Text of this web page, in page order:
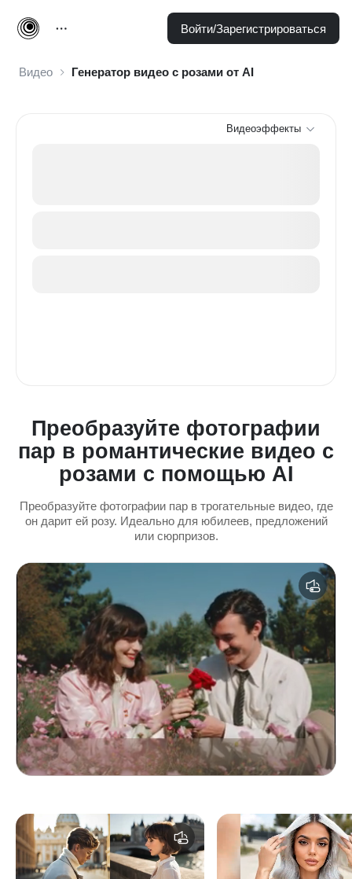
Войти/Зарегистрироваться
Видео Генератор видео с розами от AI
Преобразуйте фотографии
пар в романтические видео с
розами с помощью AI
Преобразуйте фотографии пар в трогательные видео, где
он дарит ей розу. Идеально для юбилеев, предложений
или сюрпризов.
Видеоэффекты